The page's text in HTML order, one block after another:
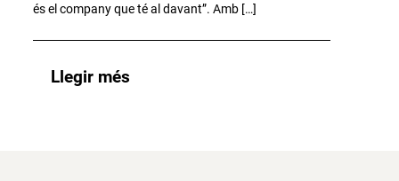
és el company que té al davant”. Amb […]
Llegir més